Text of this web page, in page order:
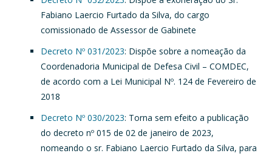
Fabiano Laercio Furtado da Silva, do cargo
comissionado de Assessor de Gabinete
Decreto Nº 031/2023: Dispõe sobre a nomeação da
Coordenadoria Municipal de Defesa Civil – COMDEC,
de acordo com a Lei Municipal Nº. 124 de Fevereiro de
2018
Decreto Nº 030/2023: Torna sem efeito a publicação
do decreto nº 015 de 02 de janeiro de 2023,
nomeando o sr. Fabiano Laercio Furtado da Silva, para